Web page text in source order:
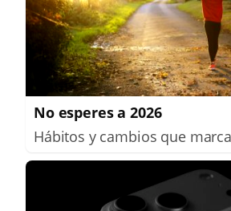
No esperes a 2026
Hábitos y cambios que